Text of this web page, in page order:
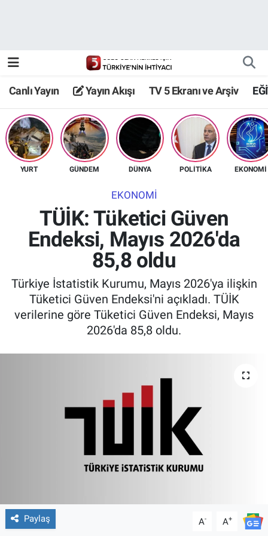
Canlı Yayın Yayın Akışı TV 5 Ekranı ve Arşiv
YURT GÜNDEM DÜNYA POLİTİKA EKONOMİ
EKONOMİ
TÜİK: Tüketici Güven
Endeksi, Mayıs 2026'da
85,8 oldu
Türkiye İstatistik Kurumu, Mayıs 2026'ya ilişkin
Tüketici Güven Endeksi'ni açıkladı. TÜİK
verilerine göre Tüketici Güven Endeksi, Mayıs
2026'da 85,8 oldu.
Paylaş A- A+
TV 5 Ekranı ve Arşiv